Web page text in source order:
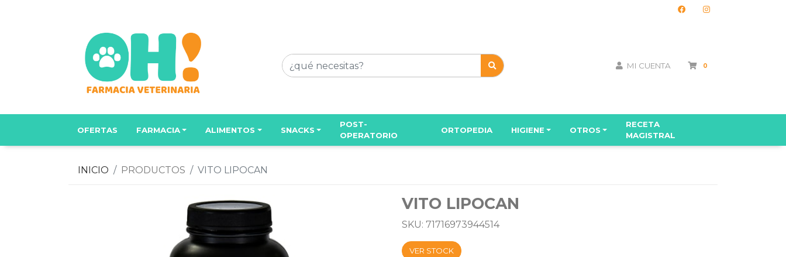
MI CUENTA 0
OFERTAS FARMACIA ALIMENTOS SNACKS
POST-
OPERATORIO
ORTOPEDIA HIGIENE OTROS
RECETA
MAGISTRAL
INICIO PRODUCTOS VITO LIPOCAN
VITO LIPOCAN
SKU: 71716973944514
VER STOCK